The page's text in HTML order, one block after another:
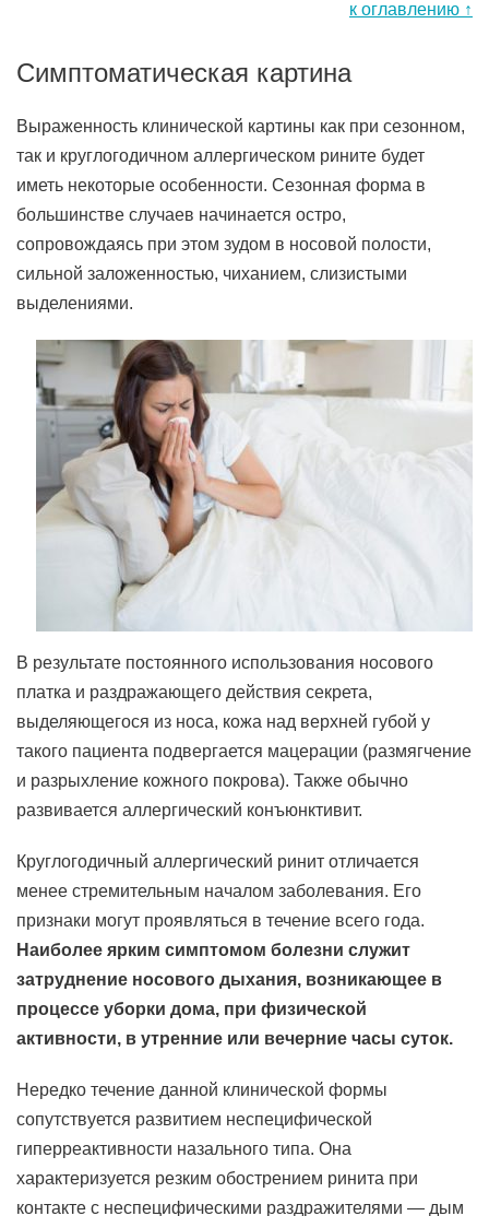
к оглавлению ↑
Симптоматическая картина
Выраженность клинической картины как при сезонном,
так и круглогодичном аллергическом рините будет
иметь некоторые особенности. Сезонная форма в
большинстве случаев начинается остро,
сопровождаясь при этом зудом в носовой полости,
сильной заложенностью, чиханием, слизистыми
выделениями.
В результате постоянного использования носового
платка и раздражающего действия секрета,
выделяющегося из носа, кожа над верхней губой у
такого пациента подвергается мацерации (размягчение
и разрыхление кожного покрова). Также обычно
развивается аллергический конъюнктивит.
Круглогодичный аллергический ринит отличается
менее стремительным началом заболевания. Его
признаки могут проявляться в течение всего года.
Наиболее ярким симптомом болезни служит
затруднение носового дыхания, возникающее в
процессе уборки дома, при физической
активности, в утренние или вечерние часы суток.
Нередко течение данной клинической формы
сопутствуется развитием неспецифической
гиперреактивности назального типа. Она
характеризуется резким обострением ринита при
контакте с неспецифическими раздражителями — дым